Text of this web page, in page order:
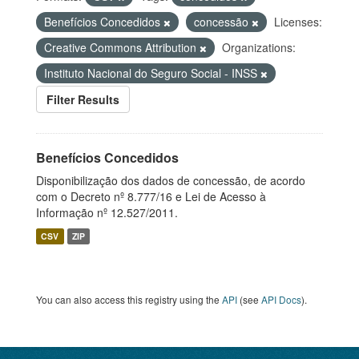
Benefícios Concedidos
concessão
Licenses:
Creative Commons Attribution
Organizations:
Instituto Nacional do Seguro Social - INSS
Filter Results
Benefícios Concedidos
Disponibilização dos dados de concessão, de acordo
com o Decreto nº 8.777/16 e Lei de Acesso à
Informação nº 12.527/2011.
CSV ZIP
You can also access this registry using the API (see API Docs).